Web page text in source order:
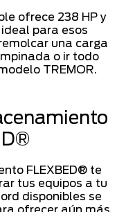
ofrece 238 HP y
para esos
una carga
o ir todo
TREMOR.
FLEXBED® te
tus equipos a tu
disponibles se